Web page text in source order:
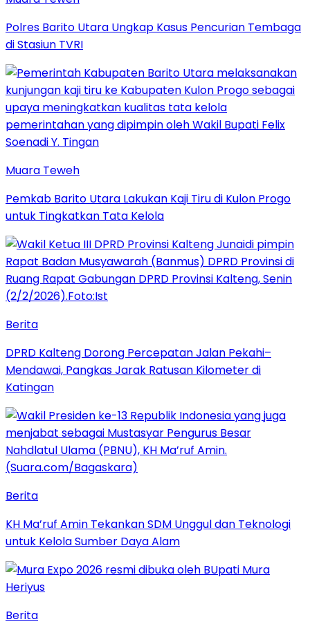
Polres Barito Utara Ungkap Kasus Pencurian Tembaga
di Stasiun TVRI
Muara Teweh
Pemkab Barito Utara Lakukan Kaji Tiru di Kulon Progo
untuk Tingkatkan Tata Kelola
Berita
DPRD Kalteng Dorong Percepatan Jalan Pekahi–
Mendawai, Pangkas Jarak Ratusan Kilometer di
Katingan
Berita
KH Ma’ruf Amin Tekankan SDM Unggul dan Teknologi
untuk Kelola Sumber Daya Alam
Berita